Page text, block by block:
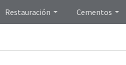
Restauración Cementos